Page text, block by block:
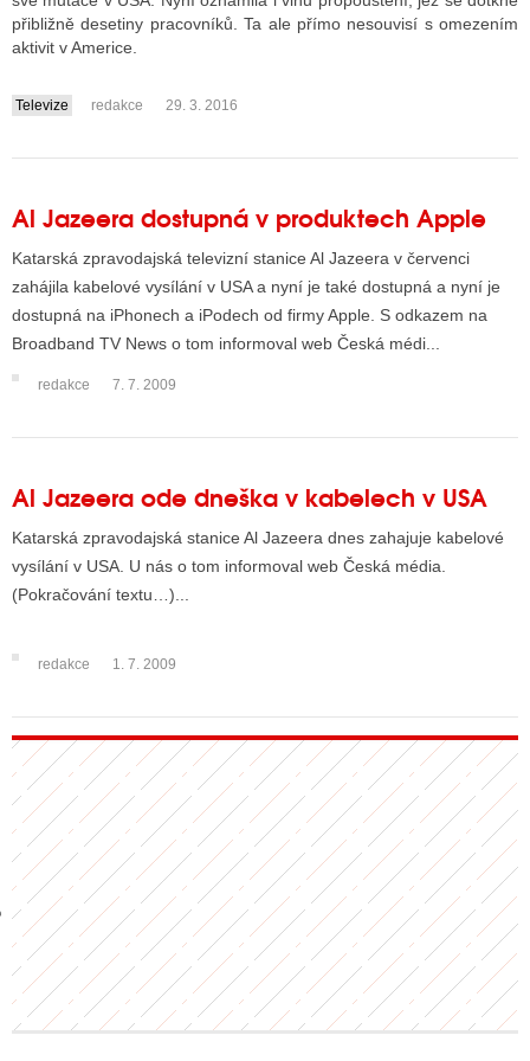
TELEVIZÍ
INTERNET
STRÁNKY RÁDIÍ
STRÁNKY TV
TISK
STÁT BLOGEREM
DISKUTÉRA NA RADIOTV
STARŠÍCH DISKUZÍ
přibližně desetiny pracovníků. Ta ale přímo nesouvisí s omezením
aktivit v Americe.
....
Televize redakce 29. 3. 2016
Al Jazeera dostupná v produktech Apple
Katarská zpravodajská televizní stanice Al Jazeera v červenci
zahájila kabelové vysílání v USA a nyní je také dostupná a nyní je
dostupná na iPhonech a iPodech od firmy Apple. S odkazem na
Broadband TV News o tom informoval web Česká médi...
redakce 7. 7. 2009
Al Jazeera ode dneška v kabelech v USA
Katarská zpravodajská stanice Al Jazeera dnes zahajuje kabelové
vysílání v USA. U nás o tom informoval web Česká média.
(Pokračování textu…)...
redakce 1. 7. 2009